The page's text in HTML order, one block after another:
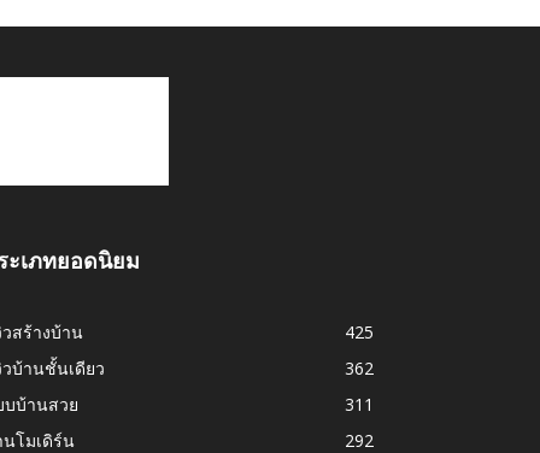
ะเภทยอดนิยม
สร้างบ้าน
425
บ้านชั้นเดียว
362
บบ้านสวย
311
โมเดิร์น
292